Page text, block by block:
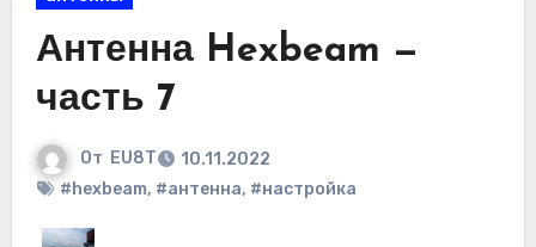
Антенна Hexbeam —
часть 7
От EU8T
10.11.2022
#hexbeam, #антенна, #настройка